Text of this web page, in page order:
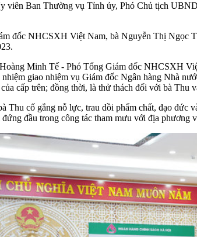
viên Ban Thường vụ Tỉnh ủy, Phó Chủ tịch
đốc NHCSXH Việt Nam, bà Nguyễn Thị
Minh Tế - Phó Tổng Giám đốc NHCSXH
giao nhiệm vụ Giám đốc Ngân hàng Nhà
cấp trên; đồng thời, là thử thách đối với bà
Thu cố gắng nỗ lực, trau dồi phẩm chất, đạo đức
đầu trong công tác tham mưu với địa phương